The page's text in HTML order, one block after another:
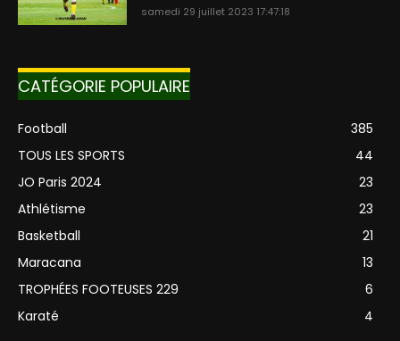
samedi 29 juillet 2023 17:47:18
CATÉGORIE POPULAIRE
Football
385
TOUS LES SPORTS
44
JO Paris 2024
23
Athlétisme
23
Basketball
21
Maracana
13
TROPHÉES FOOTEUSES 229
6
Karaté
4